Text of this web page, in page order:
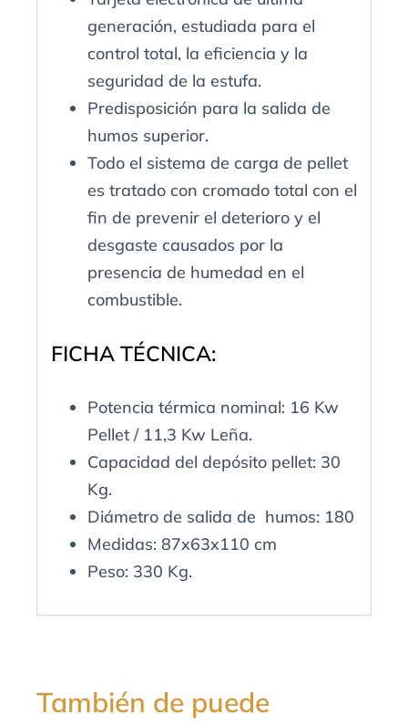
generación, estudiada para el
control total, la eficiencia y la
seguridad de la estufa.
Predisposición para la salida de
humos superior.
Todo el sistema de carga de pellet
es tratado con cromado total con el
fin de prevenir el deterioro y el
desgaste causados por la
presencia de humedad en el
combustible.
FICHA TÉCNICA:
Potencia térmica nominal: 16 Kw
Pellet / 11,3 Kw Leña.
Capacidad del depósito pellet: 30
Kg.
Diámetro de salida de humos: 180
Medidas: 87x63x110 cm
Peso: 330 Kg.
También de puede